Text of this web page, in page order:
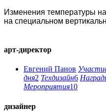
Изменения температуры
на специальном
арт-директор
Евгений Панов
дня2 Техдизайн6
Мероприятия10
дизайнер